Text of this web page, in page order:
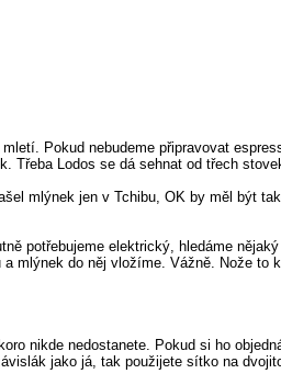
Pokud nebudeme připravovat
Třeba Lodos se dá sehnat od třech
mlýnek jen v Tchibu, OK by měl být
elektrický, hledáme
mlýnek do něj vložíme. Vážně. Nože to
nikde nedostanete. Pokud si ho
jako já, tak použijete sítko na